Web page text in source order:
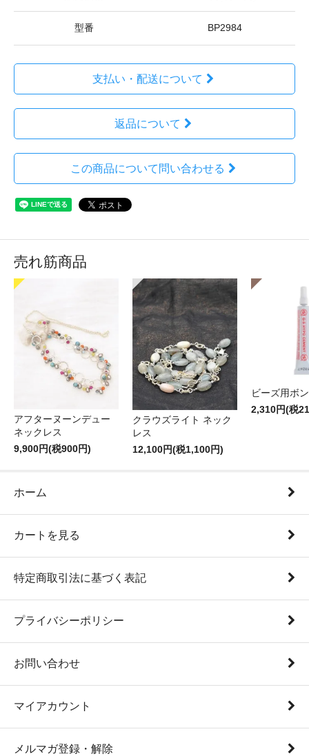
型番 BP2984
支払い・配送について
返品について
この商品について問い合わせる
売れ筋商品
アフターヌーンデュー
ネックレス
9,900円(税900円)
クラウズライト ネック
レス
12,100円(税1,100円)
ビーズ用ボ
2,310円(税
ホーム
カートを見る
特定商取引法に基づく表記
プライバシーポリシー
お問い合わせ
マイアカウント
メルマガ登録・解除